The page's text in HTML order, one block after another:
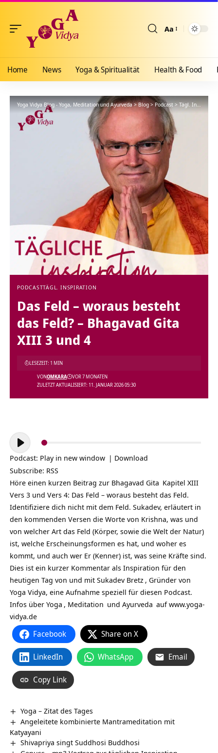
Aa
Home News Yoga & Spiritualität Health & Food
Yoga Vidya Blog - Yoga, Meditation und Ayurveda>Blog>Podcast>Tägl. Inspiration
PODCASTTÄGL. INSPIRATION
Das Feld – woraus besteht
das Feld? – Bhagavad Gita
XIII 3 und 4
ZULETZT AKTUALISIERT: 11. JANUAR 2026 05:30
VONOMKARA VOR 7 MONATEN
LESEZEIT: 1 MIN
Audio-
Player
Podcast: Play in new window | Download
Subscribe: RSS
Höre einen kurzen Beitrag zur Bhagavad Gita Kapitel XIII
Vers 3 und Vers 4: Das Feld – woraus besteht das Feld.
Identifiziere dich nicht mit dem Feld. Sukadev, erläutert in
den kommenden Versen die Worte von Krishna, was und
von welcher Art das Feld (Körper, sowie die Welt der Natur)
ist, welche Erscheinungsformen es hat, und woher es
kommt, und auch wer Er (Kenner) ist, was seine Kräfte sind.
Dies ist ein kurzer Kommentar als Inspiration für den
heutigen Tag von und mit Sukadev Bretz , Gründer von
Yoga Vidya, eine Aufnahme speziell für diesen Podcast.
Infos über Yoga , Meditation und Ayurveda aufwww.yoga-
vidya.de
Facebook Share on X
LinkedIn WhatsApp Email
Copy Link
Yoga – Zitat des Tages
Angeleitete kombinierte Mantrameditation mit
Katyayani
Shivapriya singt Suddhosi Buddhosi